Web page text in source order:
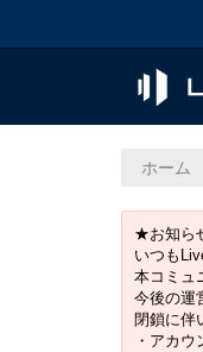
ホーム
★お知ら
いつも
本コミュ
今後の運
閉鎖に伴
・アカ